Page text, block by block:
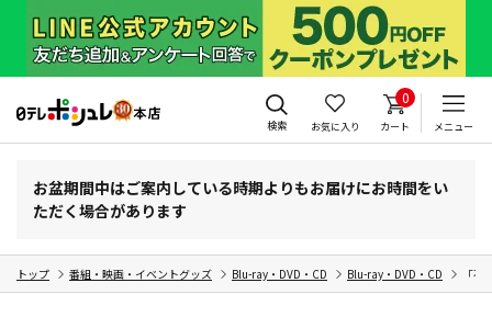
検索 お気に入り
0
カート メニュー
お盆期間中はご案内している時期よりもお届けにお時間をい
ただく場合があります
トップ 番組・映画・イベントグッズ Blu-ray・DVD・CD Blu-ray・DVD・CD 「